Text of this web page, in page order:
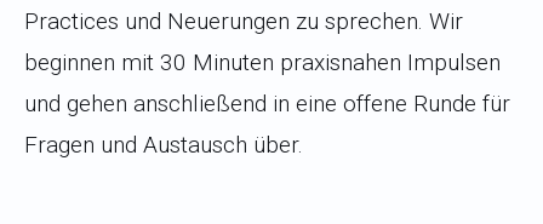
Practices und Neuerungen zu sprechen. Wir
beginnen mit 30 Minuten praxisnahen Impulsen
und gehen anschließend in eine offene Runde für
Fragen und Austausch über.